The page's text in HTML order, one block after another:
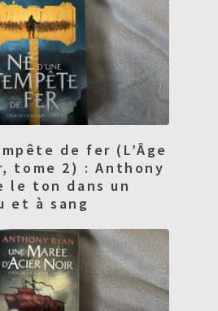
de fer (L’Âge
tome 2) : Anthony
le ton dans un
et à sang